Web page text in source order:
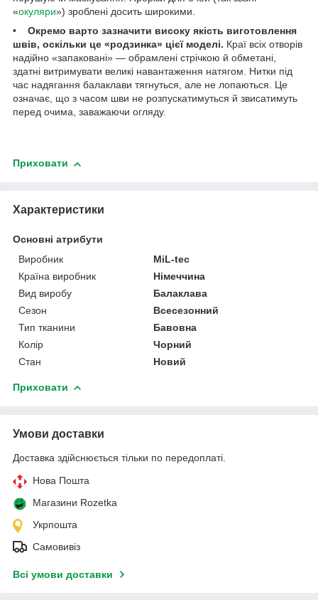
«окуляри») зроблені досить широкими.
• Окремо варто зазначити високу якість виготовлення
швів, оскільки це «родзинка» цієї моделі. Краї всіх отворів
надійно «запаковані» — обрамлені стрічкою й обметані,
здатні витримувати великі навантаження натягом. Нитки під
час надягання балаклави тягнуться, але не лопаються. Це
означає, що з часом шви не розпускатимуться й звисатимуть
перед очима, заважаючи огляду.
Приховати
Характеристики
Основні атрибути
Виробник
MiL-tec
Країна виробник
Німеччина
Вид виробу
Балаклава
Сезон
Всесезонний
Тип тканини
Бавовна
Колір
Чорний
Стан
Новий
Приховати
Умови доставки
Доставка здійснюється тільки по передоплаті.
Нова Пошта
Магазини Rozetka
Укрпошта
Самовивіз
Всі умови доставки